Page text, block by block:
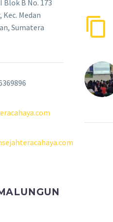
Blok B No. 173
Medan
Sumatera